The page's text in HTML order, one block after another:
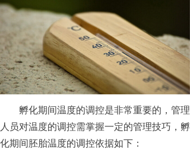
孵化期间温度的调控是非常重要的，管理
人员对温度的调控需掌握一定的管理技巧，孵
化期间胚胎温度的调控依据如下：